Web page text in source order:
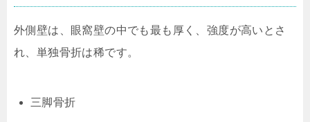
外側壁は、眼窩壁の中でも最も厚く、強度が高いとさ
れ、単独骨折は稀です。
三脚骨折